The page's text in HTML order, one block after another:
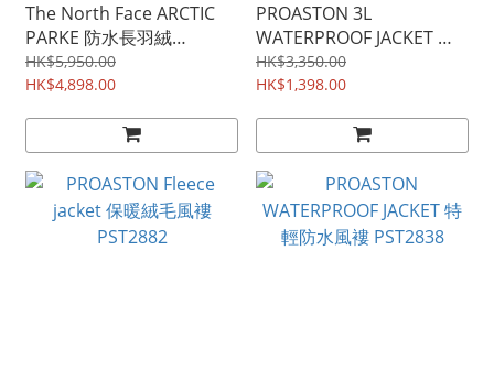
The North Face ARCTIC
PARKE 防水長羽絨
(UNISEX)
HK$5,950.00
HK$4,898.00
PROASTON 3L
WATERPROOF JACKET 雪
山級三層防水風褸
PST16529
HK$3,350.00
HK$1,398.00